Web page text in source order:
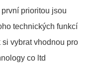
prioritou jsou
technických funkcí
vybrat vhodnou pro
co ltd